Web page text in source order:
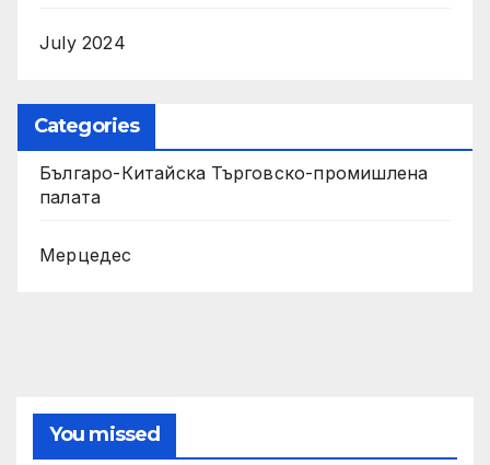
July 2024
Categories
Българо-Китайска Търговско-промишлена
палaта
Мерцедес
You missed